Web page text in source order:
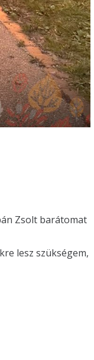
Zsolt barátomat
lesz szükségem,